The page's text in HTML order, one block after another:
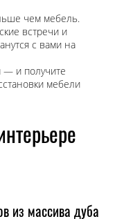
чем мебель.
встречи и
с вами на
— и получите
мебели
из массива дуба